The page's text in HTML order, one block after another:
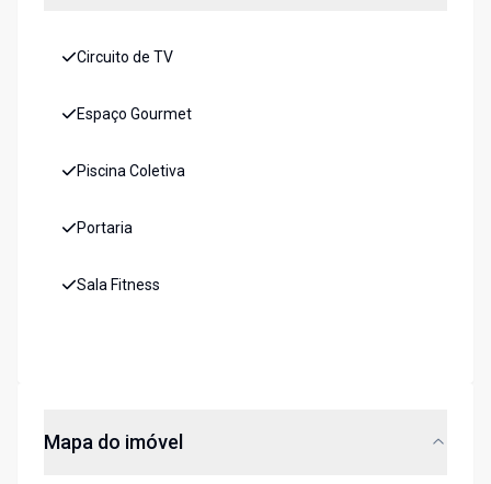
Circuito de TV
Espaço Gourmet
Piscina Coletiva
Portaria
Sala Fitness
Mapa do imóvel